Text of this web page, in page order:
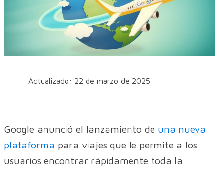
Actualizado: 22 de marzo de 2025
Google anunció el lanzamiento de una nueva
plataforma para viajes que le permite a los
usuarios encontrar rápidamente toda la